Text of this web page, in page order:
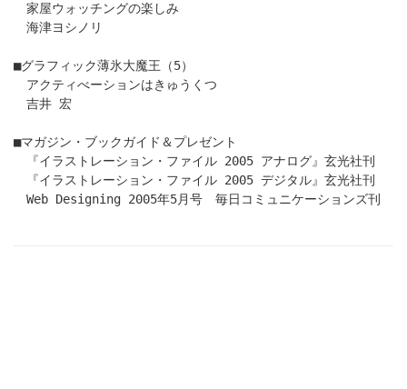
家屋ウォッチングの楽しみ
海津ヨシノリ
■グラフィック薄氷大魔王（5）
アクティべーションはきゅうくつ
吉井 宏
■マガジン・ブックガイド＆プレゼント
『イラストレーション・ファイル 2005 アナログ』玄光社刊
『イラストレーション・ファイル 2005 デジタル』玄光社刊
Web Designing 2005年5月号 毎日コミュニケーションズ刊